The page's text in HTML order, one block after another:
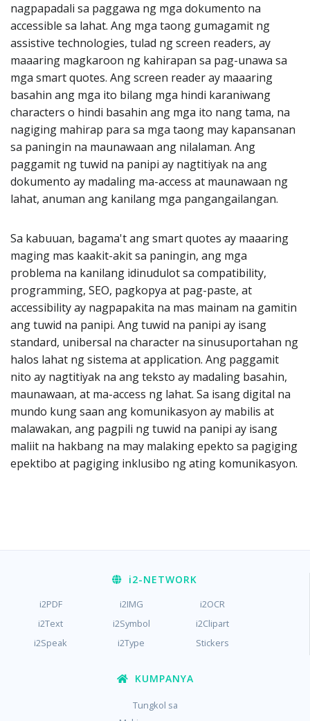
nagpapadali sa paggawa ng mga dokumento na
accessible sa lahat. Ang mga taong gumagamit ng
assistive technologies, tulad ng screen readers, ay
maaaring magkaroon ng kahirapan sa pag-unawa sa
mga smart quotes. Ang screen reader ay maaaring
basahin ang mga ito bilang mga hindi karaniwang
characters o hindi basahin ang mga ito nang tama, na
nagiging mahirap para sa mga taong may kapansanan
sa paningin na maunawaan ang nilalaman. Ang
paggamit ng tuwid na panipi ay nagtitiyak na ang
dokumento ay madaling ma-access at maunawaan ng
lahat, anuman ang kanilang mga pangangailangan.
Sa kabuuan, bagama't ang smart quotes ay maaaring
maging mas kaakit-akit sa paningin, ang mga
problema na kanilang idinudulot sa compatibility,
programming, SEO, pagkopya at pag-paste, at
accessibility ay nagpapakita na mas mainam na gamitin
ang tuwid na panipi. Ang tuwid na panipi ay isang
standard, unibersal na character na sinusuportahan ng
halos lahat ng sistema at application. Ang paggamit
nito ay nagtitiyak na ang teksto ay madaling basahin,
maunawaan, at ma-access ng lahat. Sa isang digital na
mundo kung saan ang komunikasyon ay mabilis at
malawakan, ang pagpili ng tuwid na panipi ay isang
maliit na hakbang na may malaking epekto sa pagiging
epektibo at pagiging inklusibo ng ating komunikasyon.
i2-NETWORK
i2PDF i2IMG
i2OCR
i2Text
i2Symbol
i2Clipart
i2Speak
i2Type Stickers
KUMPANYA
Tungkol sa